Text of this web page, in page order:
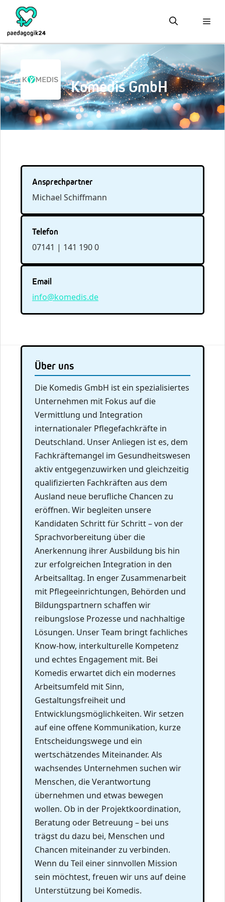
Inhalt
springen
Komedis GmbH
Ansprechpartner
Michael Schiffmann
Telefon
07141 | 141 190 0
Email
info@komedis.de
Über uns
Die Komedis GmbH ist ein spezialisiertes
Unternehmen mit Fokus auf die
Vermittlung und Integration
internationaler Pflegefachkräfte in
Deutschland. Unser Anliegen ist es, dem
Fachkräftemangel im Gesundheitswesen
aktiv entgegenzuwirken und gleichzeitig
qualifizierten Fachkräften aus dem
Ausland neue berufliche Chancen zu
eröffnen. Wir begleiten unsere
Kandidaten Schritt für Schritt – von der
Sprachvorbereitung über die
Anerkennung ihrer Ausbildung bis hin
zur erfolgreichen Integration in den
Arbeitsalltag. In enger Zusammenarbeit
mit Pflegeeinrichtungen, Behörden und
Bildungspartnern schaffen wir
reibungslose Prozesse und nachhaltige
Lösungen. Unser Team bringt fachliches
Know-how, interkulturelle Kompetenz
und echtes Engagement mit. Bei
Komedis erwartet dich ein modernes
Arbeitsumfeld mit Sinn,
Gestaltungsfreiheit und
Entwicklungsmöglichkeiten. Wir setzen
auf eine offene Kommunikation, kurze
Entscheidungswege und ein
wertschätzendes Miteinander. Als
wachsendes Unternehmen suchen wir
Menschen, die Verantwortung
übernehmen und etwas bewegen
wollen. Ob in der Projektkoordination,
Beratung oder Betreuung – bei uns
trägst du dazu bei, Menschen und
Chancen miteinander zu verbinden.
Wenn du Teil einer sinnvollen Mission
sein möchtest, freuen wir uns auf deine
Unterstützung bei Komedis.